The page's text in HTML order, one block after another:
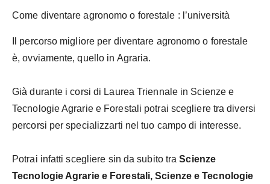
Come diventare agronomo o forestale : l’università
Il percorso migliore per diventare agronomo o forestale
è, ovviamente, quello in Agraria.
Già durante i corsi di Laurea Triennale in Scienze e
Tecnologie Agrarie e Forestali potrai scegliere tra diversi
percorsi per specializzarti nel tuo campo di interesse.
Potrai infatti scegliere sin da subito traScienze
Tecnologie Agrarie e Forestali, Scienze e Tecnologie